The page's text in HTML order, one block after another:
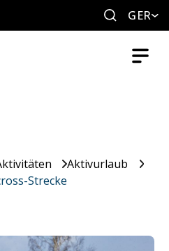
GER
Aktivurlaub
Strecke